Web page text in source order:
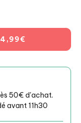
50€ d'achat.
avant 11h30